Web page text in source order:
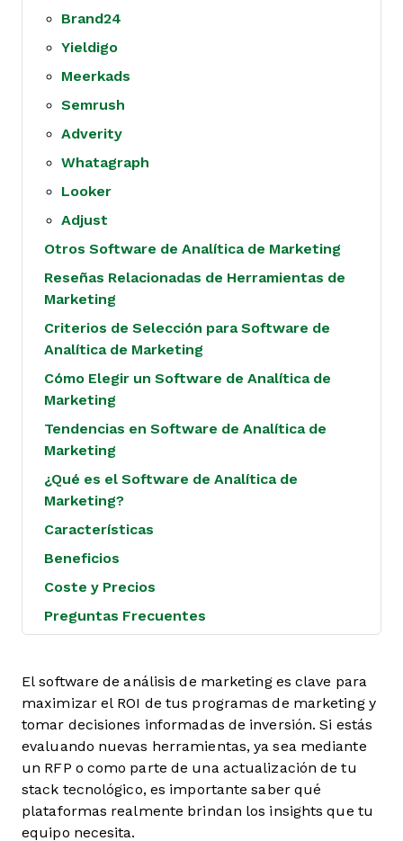
Brand24
Yieldigo
Meerkads
Semrush
Adverity
Whatagraph
Looker
Adjust
Otros Software de Analítica de Marketing
Reseñas Relacionadas de Herramientas de
Marketing
Criterios de Selección para Software de
Analítica de Marketing
Cómo Elegir un Software de Analítica de
Marketing
Tendencias en Software de Analítica de
Marketing
¿Qué es el Software de Analítica de
Marketing?
Características
Beneficios
Coste y Precios
Preguntas Frecuentes
El software de análisis de marketing es clave para
maximizar el ROI de tus programas de marketing y
tomar decisiones informadas de inversión. Si estás
evaluando nuevas herramientas, ya sea mediante
un RFP o como parte de una actualización de tu
stack tecnológico, es importante saber qué
plataformas realmente brindan los insights que tu
equipo necesita.